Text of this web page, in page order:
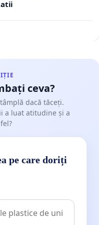
ceva?
dacă tăceți.
a luat atitudine și a
pe care doriți